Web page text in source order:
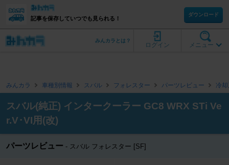
記事を保存していつでも見られる！
ダウンロード
メニュー
ログイン
みんカラとは？
みんカラ 車種別情報 スバル フォレスター パーツレビュー 冷
スバル(純正) インタークーラー GC8 WRX STi Ve
r.V･VI用(改)
パーツレビュー スバル フォレスター [SF]